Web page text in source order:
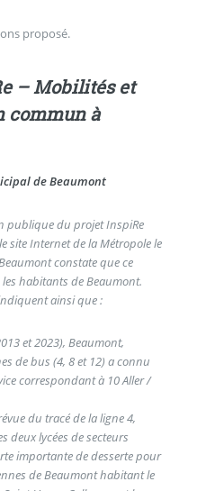
proposé.
– Mobilités et
commun à
de Beaumont
publique du projet InspiRe
site Internet de la Métropole le
constate que ce
habitants de Beaumont.
ainsi que :
et 2023), Beaumont,
de bus (4, 8 et 12) a connu
correspondant à 10 Aller /
du tracé de la ligne 4,
deux lycées de secteurs
importante de desserte pour
de Beaumont habitant le